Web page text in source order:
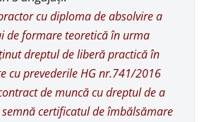
cu diploma de absolvire a
de formare teoretică în urma
dreptul de liberă practică în
cu prevederile HG nr.741/2016
de muncă cu dreptul de a
certificatul de îmbălsămare